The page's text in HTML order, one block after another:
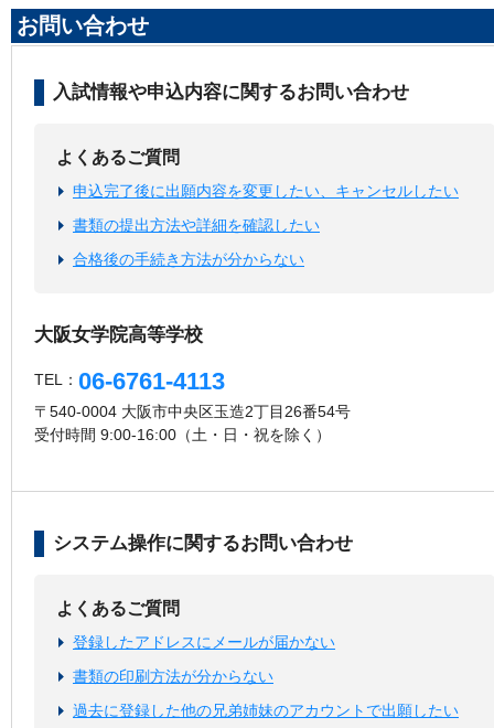
お問い合わせ
入試情報や申込内容に関するお問い合わせ
よくあるご質問
申込完了後に出願内容を変更したい、キャンセルしたい
書類の提出方法や詳細を確認したい
合格後の手続き方法が分からない
大阪女学院高等学校
TEL： 06-6761-4113
〒540-0004 大阪市中央区玉造2丁目26番54号
受付時間 9:00-16:00（土・日・祝を除く）
システム操作に関するお問い合わせ
よくあるご質問
登録したアドレスにメールが届かない
書類の印刷方法が分からない
過去に登録した他の兄弟姉妹のアカウントで出願したい